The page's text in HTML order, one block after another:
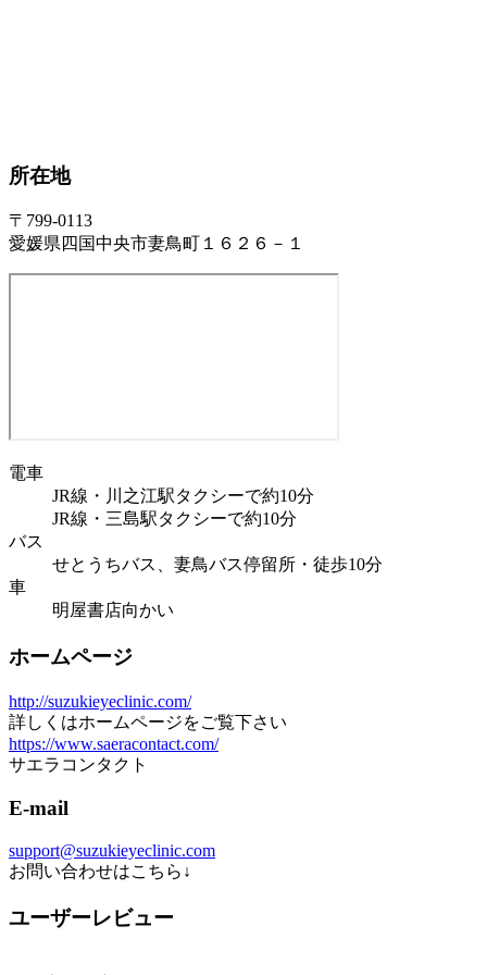
所在地
〒799-0113
愛媛県四国中央市妻鳥町１６２６－１
電車
JR線・川之江駅タクシーで約10分
JR線・三島駅タクシーで約10分
バス
せとうちバス、妻鳥バス停留所・徒歩10分
車
明屋書店向かい
ホームページ
http://suzukieyeclinic.com/
詳しくはホームページをご覧下さい
https://www.saeracontact.com/
サエラコンタクト
E-mail
support@suzukieyeclinic.com
お問い合わせはこちら↓
ユーザーレビュー